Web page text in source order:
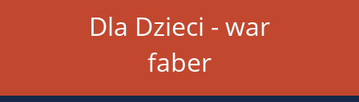
Dla Dzieci - war
faber